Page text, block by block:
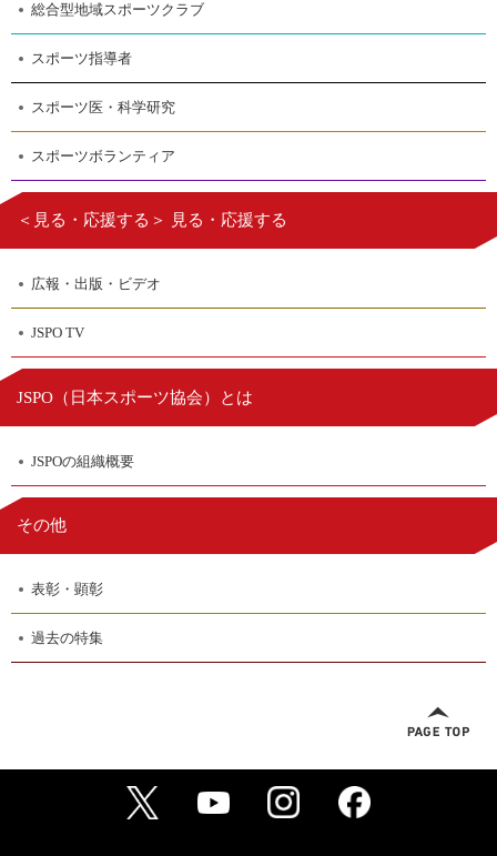
総合型地域スポーツクラブ
スポーツ指導者
スポーツ医・科学研究
スポーツボランティア
＜見る・応援する＞ 見る・応援する
広報・出版・ビデオ
JSPO TV
JSPO（ 日本スポーツ協会）とは
JSPOの組織概要
その他
表彰・顕彰
過去の特集